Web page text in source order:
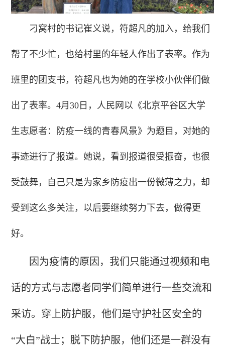
刁窝村的书记崔义说，符超凡的加入，给我们
帮了不少忙，也给村里的年轻人作出了表率。作为
班里的团支书，符超凡也为她的在学校小伙伴们做
出了表率。4月30日，人民网以《北京平谷区大学
生志愿者：防疫一线的青春风景》为题目，对她的
事迹进行了报道。她说，看到报道很受振奋，也很
受鼓舞，自己只是为家乡防疫出一份微薄之力，却
受到这么多关注，以后要继续努力下去，做得更
好。
因为疫情的原因，我们只能通过视频和电
话的方式与志愿者同学们简单进行一些交流和
采访。穿上防护服，他们是守护社区安全的
“大白”战士；脱下防护服，他们还是一群没有